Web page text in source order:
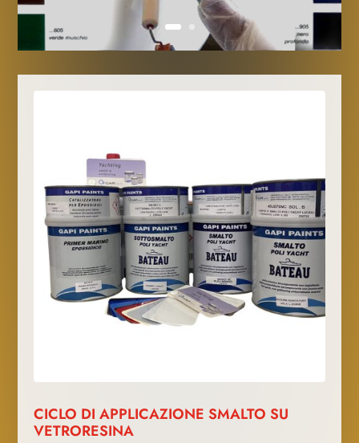
CICLO DI APPLICAZIONE SMALTO SU
VETRORESINA